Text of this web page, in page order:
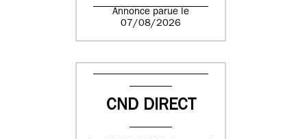
Annonce parue le
07/08/2026
CND DIRECT